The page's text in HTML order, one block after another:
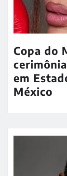
Copa do
em
México